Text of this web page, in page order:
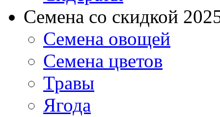
Семена со скидкой
Семена овощей
Семена цветов
Травы
Ягода